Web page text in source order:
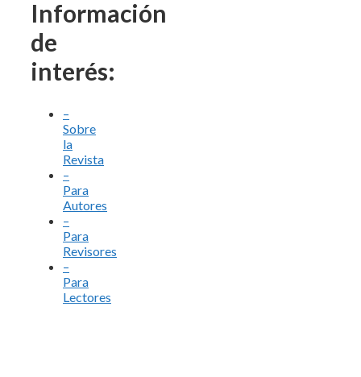
Información
de
interés:
–
Sobre
la
Revista
–
Para
Autores
–
Para
Revisores
–
Para
Lectores